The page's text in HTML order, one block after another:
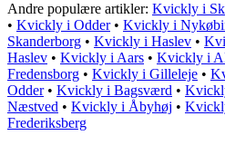
Andre populære artikler: Kvickly i
• Kvickly i Odder• Kvickly i
Skanderborg • Kvickly i Haslev •
Haslev • Kvickly i Aars • Kvickly i
Fredensborg • Kvickly i Gilleleje •
Odder• Kvickly i Bagsværd •
Næstved • Kvickly i Åbyhøj •
Frederiksberg